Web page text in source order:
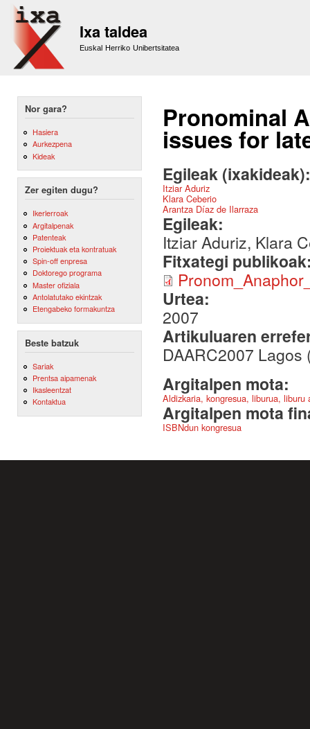
Ixa taldea
Euskal Herriko Unibertsitatea
Nor gara?
Hasiera
Aurkezpena
Kideak
Zer egiten dugu?
Ikerlerroak
Argitalpenak
Patenteak
Proiektuak eta kontratuak
Spin-off enpresa
Doktorego programa
Master ofiziala
Antolatutako ekintzak
Etengabeko formakuntza
Beste batzuk
Sariak
Prentsa aipamenak
Ikasleentzat
Kontaktua
Pronominal
issues for
Egileak
Itziar Aduriz
Klara Ceberio
Arantza Díaz de Ilarraza
Egileak:
Itziar Aduriz, Klara
Fitxategi
Urtea:
2007
Artikuluaren
DAARC2007
Argitalpen mota:
Aldizkaria, kongresua, liburua,
Argitalpen mota
ISBNdun kongresua